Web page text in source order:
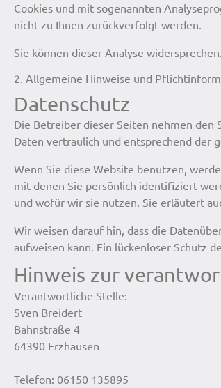
Cookies und mit sogenannten
nicht zu Ihnen zurückverfolgt werden.
Sie können dieser Analyse
2. Allgemeine Hinweise und
Datenschutz
Die Betreiber dieser Seiten nehmen den
Daten vertraulich und entsprechend der
Wenn Sie diese Website benutzen,
mit denen Sie persönlich identifiziert
und wofür wir sie nutzen. Sie erläutert
Wir weisen darauf hin, dass die
aufweisen kann. Ein lückenloser Schutz
Hinweis zur
Verantwortliche Stelle:
Sven Breidert
Bahnstraße 4
64390 Erzhausen
Telefon: 06150 135895